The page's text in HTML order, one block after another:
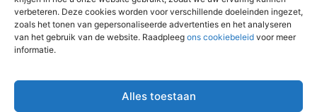
verbeteren. Deze cookies worden voor verschillende doeleinden ingezet,
zoals het tonen van gepersonaliseerde advertenties en het analyseren
van het gebruik van de website. Raadpleeg ons cookiebeleid voor meer
informatie.
Alles toestaan
Elke dag iets nieuws op vandebeckenkamp.nl